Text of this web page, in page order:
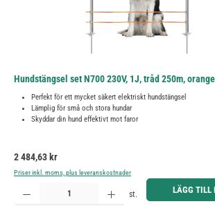
Hundstängsel set N700 230V, 1J, tråd 250m,
Perfekt för ett mycket säkert elektriskt hundstängsel
Lämplig för små och stora hundar
Skyddar din hund effektivt mot faror
Ordinarie pris:
2 484,63 kr
Priser inkl. moms, plus leveranskostnader
Produktkvantitet: Ange önskat belopp eller använd knapparna för
st. LÄGG TILL